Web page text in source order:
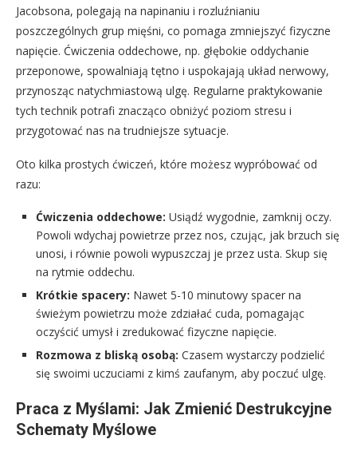
Jacobsona, polegają na napinaniu i rozluźnianiu
poszczególnych grup mięśni, co pomaga zmniejszyć fizyczne
napięcie. Ćwiczenia oddechowe, np. głębokie oddychanie
przeponowe, spowalniają tętno i uspokajają układ nerwowy,
przynosząc natychmiastową ulgę. Regularne praktykowanie
tych technik potrafi znacząco obniżyć poziom stresu i
przygotować nas na trudniejsze sytuacje.
Oto kilka prostych ćwiczeń, które możesz wypróbować od
razu:
Ćwiczenia oddechowe: Usiądź wygodnie, zamknij oczy.
Powoli wdychaj powietrze przez nos, czując, jak brzuch się
unosi, i równie powoli wypuszczaj je przez usta. Skup się
na rytmie oddechu.
Krótkie spacery: Nawet 5-10 minutowy spacer na
świeżym powietrzu może zdziałać cuda, pomagając
oczyścić umysł i zredukować fizyczne napięcie.
Rozmowa z bliską osobą: Czasem wystarczy podzielić
się swoimi uczuciami z kimś zaufanym, aby poczuć ulgę.
Praca z Myślami: Jak Zmienić Destrukcyjne
Schematy Myślowe